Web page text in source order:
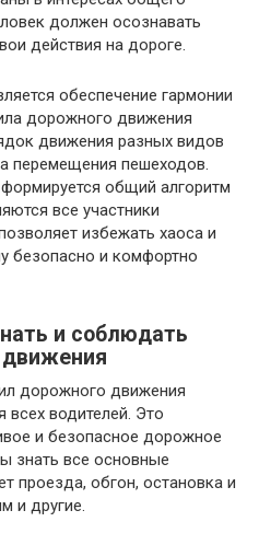
должен осознавать
действия на дороге.
обеспечение гармонии
дорожного движения
движения разных видов
перемещения пешеходов.
общий алгоритм
все участники
избежать хаоса и
безопасно и комфортно
и соблюдать
дорожного движения
всех водителей. Это
и безопасное дорожное
знать все основные
проезда, обгон, остановка и
и другие.